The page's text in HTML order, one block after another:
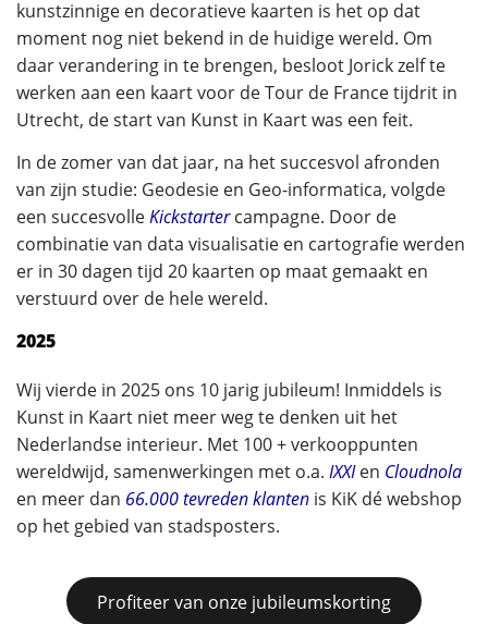
kunstzinnige en decoratieve kaarten is het op dat
moment nog niet bekend in de huidige wereld. Om
daar verandering in te brengen, besloot Jorick zelf te
werken aan een kaart voor de Tour de France tijdrit in
Utrecht, de start van Kunst in Kaart was een feit.
In de zomer van dat jaar, na het succesvol afronden
van zijn studie: Geodesie en Geo-informatica, volgde
een succesvolleKickstartercampagne. Door de
combinatie van data visualisatie en cartografie werden
er in 30 dagen tijd 20 kaarten op maat gemaakt en
verstuurd over de hele wereld.
2025
Wij vierde in 2025 ons 10 jarig jubileum! Inmiddels is
Kunst in Kaart niet meer weg te denken uit het
Nederlandse interieur. Met 100 + verkooppunten
wereldwijd, samenwerkingen met o.a. IXXIen Cloudnola
en meer dan 66.000 tevreden klanten is KiK dé webshop
op het gebied van stadsposters.
Profiteer van onze jubileumskorting